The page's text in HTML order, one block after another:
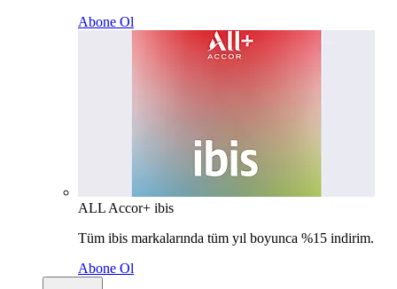
Abone Ol
ALL Accor+ ibis
Tüm ibis markalarında tüm yıl boyunca %15 indirim.
Abone Ol